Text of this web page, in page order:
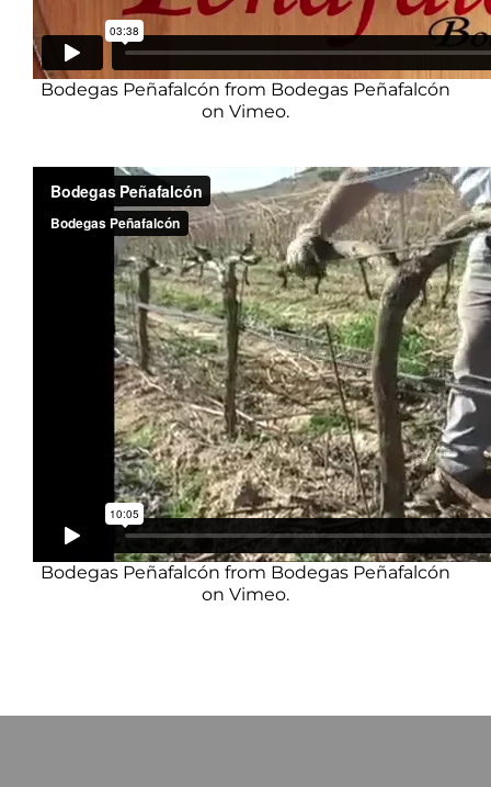
Bodegas Peñafalcón from Bodegas Peñafalcón
on Vimeo.
Bodegas Peñafalcón from Bodegas Peñafalcón
on Vimeo.